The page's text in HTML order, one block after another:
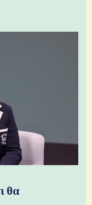
θα